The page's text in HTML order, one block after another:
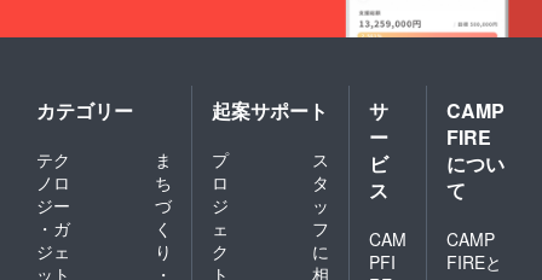
カテゴリー
テク
ノロ
ジー
・ガ
ジェ
ット
ま
ち
づ
く
り
・
起案サポート
プ
ロ
ジ
ェ
ク
ト
ス
タ
ッ
フ
に
相
サ
ー
ビ
ス
CAM
PFI
CAMP
FIRE
につい
て
CAMP
FIREと